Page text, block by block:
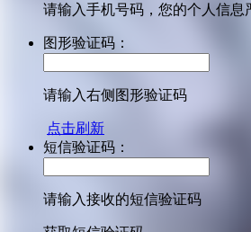
请输入手机号码，您的个人信息
图形验证码：
请输入右侧图形验证码
点击刷新
短信验证码：
请输入接收的短信验证码